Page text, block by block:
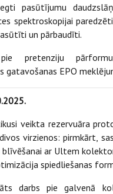
pasūtījumu
spektroskopijai
un pārbaudīti.
pretenziju
gatavošanas EPO
veikta rezervuāra
virzienos: pirmkārt,
blīvēšanai ar Ultem
spiedliešanas
darbs pie galvenā